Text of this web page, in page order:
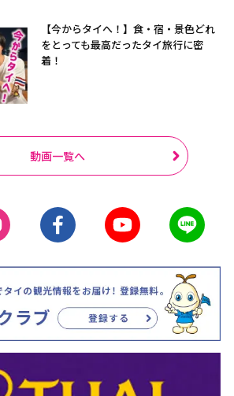
【今からタイへ！】食・宿・景色どれ
をとっても最高だったタイ旅行に密
着！
動画一覧へ